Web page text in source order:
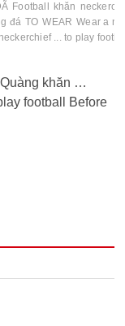
Football khăn
đá TO WEAR Wear a
... to play
khăn …
football Before